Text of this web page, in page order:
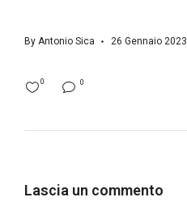
By Antonio Sica 26 Gennaio 2023
0
0
Lascia un commento